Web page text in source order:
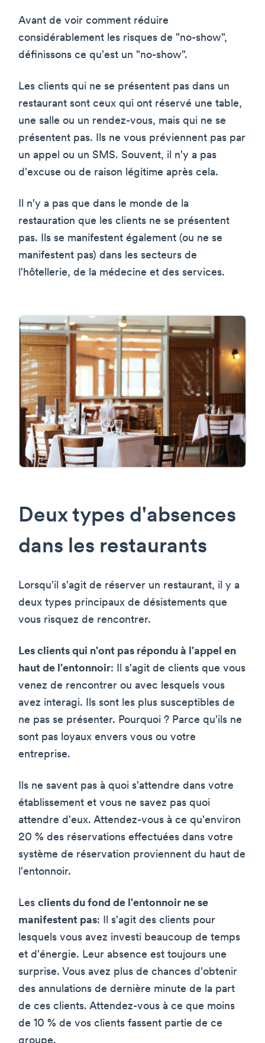
Avant de voir comment réduire
considérablement les risques de "no-show",
définissons ce qu'est un "no-show".
Les clients qui ne se présentent pas dans un
restaurant sont ceux qui ont réservé une table,
une salle ou un rendez-vous, mais qui ne se
présentent pas. Ils ne vous préviennent pas par
un appel ou un SMS. Souvent, il n'y a pas
d'excuse ou de raison légitime après cela.
Il n'y a pas que dans le monde de la
restauration que les clients ne se présentent
pas. Ils se manifestent également (ou ne se
manifestent pas) dans les secteurs de
l'hôtellerie, de la médecine et des services.
Deux types d'absences
dans les restaurants
Lorsqu'il s'agit de réserver un restaurant, il y a
deux types principaux de désistements que
vous risquez de rencontrer.
Les clients qui n'ont pas répondu à l'appel en
haut de l'entonnoir: Il s'agit de clients que vous
venez de rencontrer ou avec lesquels vous
avez interagi. Ils sont les plus susceptibles de
ne pas se présenter. Pourquoi ? Parce qu'ils ne
sont pas loyaux envers vous ou votre
entreprise.
Ils ne savent pas à quoi s'attendre dans votre
établissement et vous ne savez pas quoi
attendre d'eux. Attendez-vous à ce qu'environ
20 % des réservations effectuées dans votre
système de réservation proviennent du haut de
l'entonnoir.
Les clients du fond de l'entonnoir ne se
manifestent pas: Il s'agit des clients pour
lesquels vous avez investi beaucoup de temps
et d'énergie. Leur absence est toujours une
surprise. Vous avez plus de chances d'obtenir
des annulations de dernière minute de la part
de ces clients. Attendez-vous à ce que moins
de 10 % de vos clients fassent partie de ce